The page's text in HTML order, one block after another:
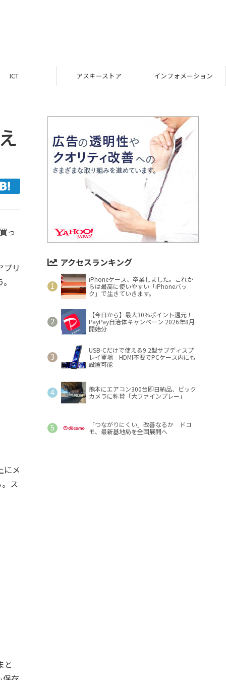
ICT アスキーストア インフォメーション
っ
プリ
にメ
ス
と
アクセスランキング
iPhoneケース、卒業しました。これか
らは最高に使いやすい「iPhoneバッ
ク」で生きていきます。
【今日から】最大30％ポイント還元！
PayPay自治体キャンペーン 2026年8月
開始分
USB-Cだけで使える9.2型サブディスプ
レイ登場 HDMI不要でPCケース内にも
設置可能
熊本にエアコン300台即日納品、ビック
カメラに称賛「大ファインプレー」
「つながりにくい」改善なるか ドコ
モ、最新基地局を全国展開へ